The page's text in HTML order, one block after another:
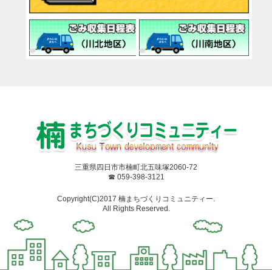
三重県四日市市楠町北五味塚2060-72
☎ 059-398-3121
Copyright(C)2017 楠まちづくりコミュニティー.
All Rights Reserved.